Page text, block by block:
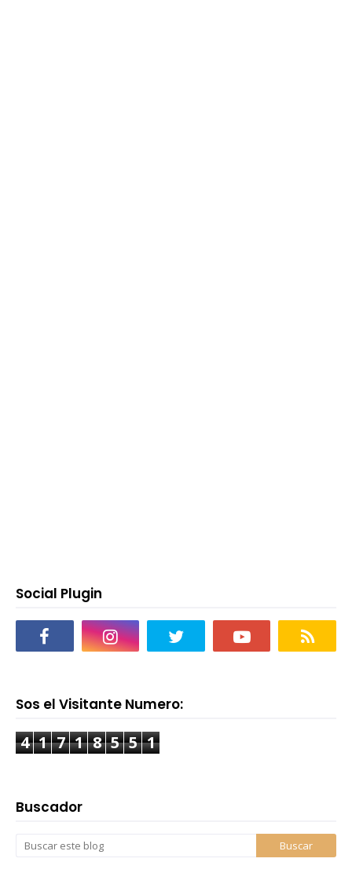
Social Plugin
Sos el Visitante Numero:
4 1 7 1 8 5 5 1
Buscador